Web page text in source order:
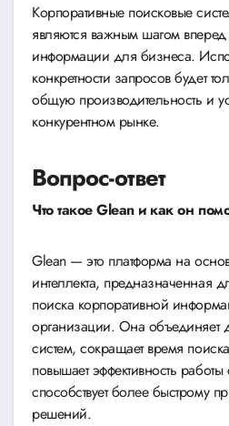
Корпоративные поисковые
являются важным шагом
информации для бизнеса.
конкретности запросов будет
общую производительность и
конкурентном рынке.
Вопрос-ответ
Что такое Glean и как он
Glean — это платформа на
интеллекта, предназначенная
поиска корпоративной
организации. Она объединяет
систем, сокращает время
повышает эффективность работы
способствует более быстрому
решений.